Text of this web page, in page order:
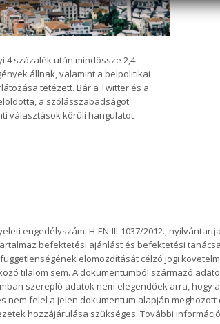
4 százalék után mindössze 2,4
állnak, valamint a belpolitikai
tetézett. Bár a Twitter és a
a szólásszabadságot
választások körüli hangulatot
engedélyszám: H-EN-III-1037/2012.,
befektetési ajánlást és befektetési
elomozdítását célzó jogi
tilalom sem. A dokumentumból származó
szereplő adatok nem elegendőek arra, hogy
nem felel a jelen dokumentum alapján
hozzájárulása szükséges. További